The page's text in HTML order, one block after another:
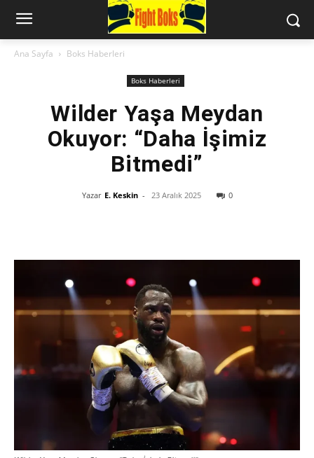
Ana Sayfa Boks Haberleri
Boks Haberleri
Wilder Yaşa Meydan
Okuyor: “Daha İşimiz
Bitmedi”
Yazar E. Keskin - 23 Aralık 2025 0